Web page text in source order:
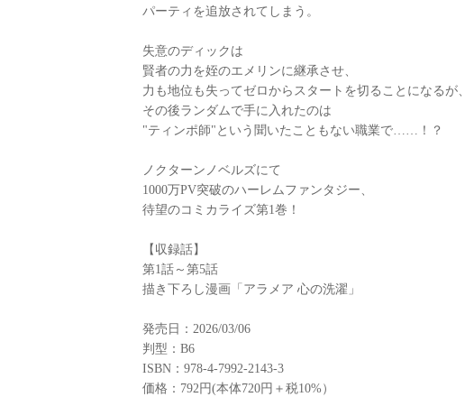
パーティを追放されてしまう。
失意のディックは
賢者の力を姪のエメリンに継承させ、
力も地位も失ってゼロからスタートを切ることになるが、
その後ランダムで手に入れたのは
"ティンポ師"という聞いたこともない職業で……！？
ノクターンノベルズにて
1000万PV突破のハーレムファンタジー、
待望のコミカライズ第1巻！
【収録話】
第1話～第5話
描き下ろし漫画「アラメア 心の洗濯」
発売日：2026/03/06
判型：B6
ISBN：978-4-7992-2143-3
価格：792円(本体720円＋税10%）